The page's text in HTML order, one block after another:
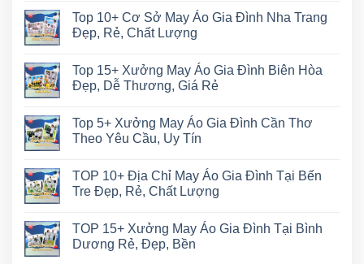
Top 10+ Cơ Sở May Áo Gia Đình Nha Trang
Đẹp, Rẻ, Chất Lượng
Top 15+ Xưởng May Áo Gia Đình Biên Hòa
Đẹp, Dễ Thương, Giá Rẻ
Top 5+ Xưởng May Áo Gia Đình Cần Thơ
Theo Yêu Cầu, Uy Tín
TOP 10+ Địa Chỉ May Áo Gia Đình Tại Bến
Tre Đẹp, Rẻ, Chất Lượng
TOP 15+ Xưởng May Áo Gia Đình Tại Bình
Dương Rẻ, Đẹp, Bền